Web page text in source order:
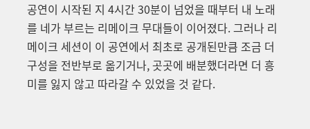
공연이 시작된 지 4시간 30분이 넘었을 때부터 내 노래
를 네가 부르는 리메이크 무대들이 이어졌다. 그러나 리
메이크 세션이 이 공연에서 최초로 공개된만큼 조금 더
구성을 전반부로 옮기거나, 곳곳에 배분했더라면 더 흥
미를 잃지 않고 따라갈 수 있었을 것 같다.